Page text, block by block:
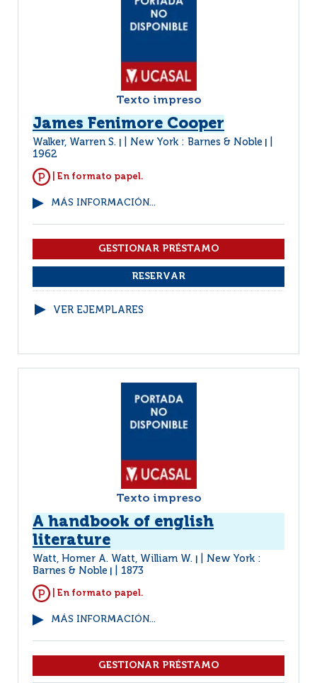
Texto impreso
James Fenimore Cooper
Walker, Warren S. New York : Barnes & Noble
1962
| En formato papel.
MÁS INFORMACIÓN...
VER EJEMPLARES
Texto impreso
A handbook of english
literature
Watt, Homer A. Watt, William W.
New York :
Barnes & Noble
1873
| En formato papel.
MÁS INFORMACIÓN...